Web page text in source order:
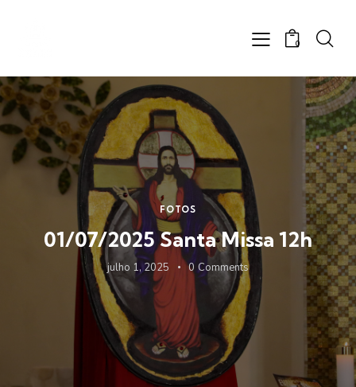
0
FOTOS
01/07/2025 Santa Missa 12h
julho 1, 2025 0 Comments